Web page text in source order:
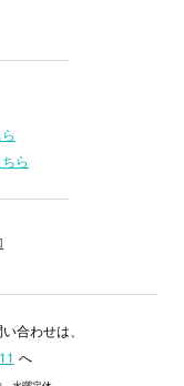
ら
合わせは、
へ